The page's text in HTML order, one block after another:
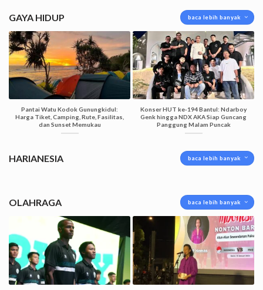
GAYA HIDUP baca lebih banyak
Pantai Watu Kodok Gunungkidul:
Harga Tiket, Camping, Rute, Fasilitas,
dan Sunset Memukau
Konser HUT ke-194 Bantul: Ndarboy
Genk hingga NDX AKA Siap Guncang
Panggung Malam Puncak
HARIANESIA baca lebih banyak
OLAHRAGA baca lebih banyak